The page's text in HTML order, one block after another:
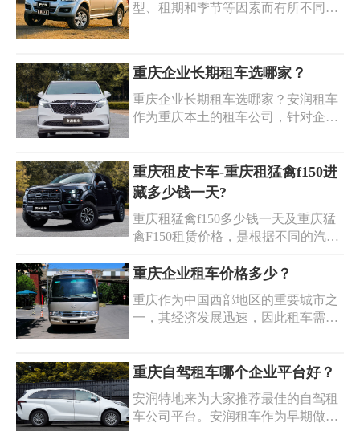
瓦拉：日租价格约为 400 元至 600
型、租期和季节等因素而有所不同。
下是一些热门皮卡车型的参考价格：
重庆企业长期租车选哪家？
重庆企业长期租车选哪家？安润租车
作为重庆本土的租车公司，针对企业
人数为5-7座，常用车型别克商务、奔
驰商务或奥迪A6L;如果是商务活动用
中巴为19-35座，大巴为39-55座，可
以根据不同的人数进行组合。
重庆租皮卡车-重庆租猛禽f150进
藏多少钱一天?
重庆租猛禽f150多少钱一天及重庆猛
禽F150租赁价格，是根据不同的汽车
庆租猛禽皮卡进藏价格也有所变化。
天。
重庆企业租车价格多少？
重庆作为中国西部地区的重要城市之
一，其经济发展迅速，因此租车需求
时，由于地理位置优越，交通便利，
机构，这也增加了对汽车租赁的需
求。重庆企业租车价格多少?
重庆自驾租车哪个企业平台好？
安润特地来为大家推荐最佳的自驾租
车公司平台。安润租车作为早期做高